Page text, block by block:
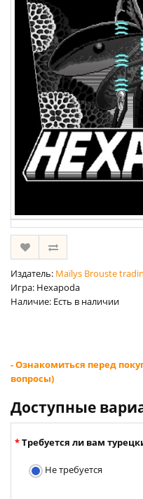
Издатель: Maïlys Brouste
Игра: Hexapoda
Наличие: Есть в наличии
- Ознакомиться перед
вопросы)
Доступные
Требуется ли вам
Не требуется